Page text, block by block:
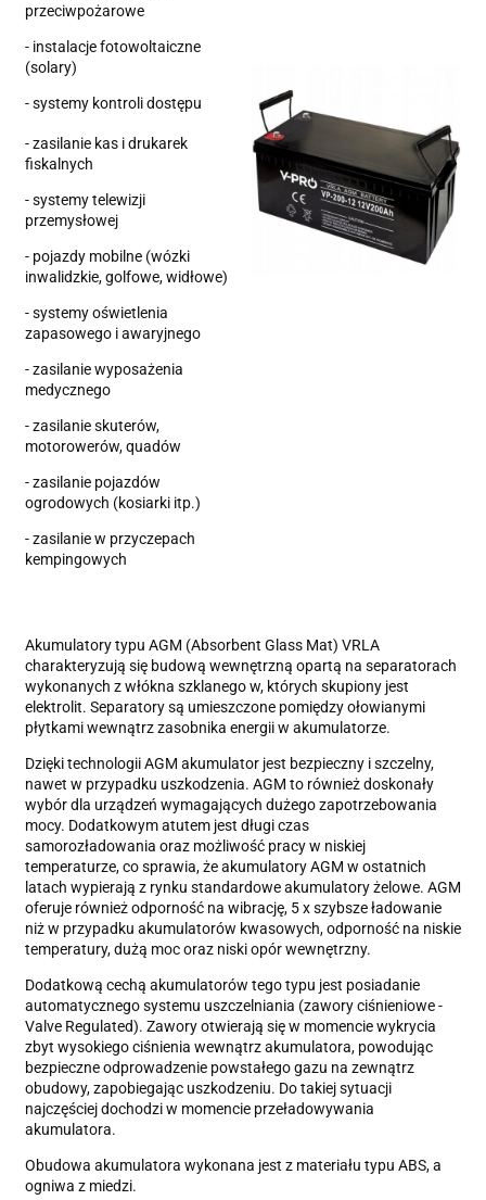
przeciwpożarowe
- instalacje fotowoltaiczne
(solary)
- systemy kontroli dostępu
- zasilanie kas i drukarek
fiskalnych
- systemy telewizji
przemysłowej
- pojazdy mobilne (wózki
inwalidzkie, golfowe, widłowe)
- systemy oświetlenia
zapasowego i awaryjnego
- zasilanie wyposażenia
medycznego
- zasilanie skuterów,
motorowerów, quadów
- zasilanie pojazdów
ogrodowych (kosiarki itp.)
- zasilanie w przyczepach
kempingowych
Akumulatory typu AGM (Absorbent Glass Mat) VRLA
charakteryzują się budową wewnętrzną opartą na separatorach
wykonanych z włókna szklanego w, których skupiony jest
elektrolit. Separatory są umieszczone pomiędzy ołowianymi
płytkami wewnątrz zasobnika energii w akumulatorze.
Dzięki technologii AGM akumulator jest bezpieczny i szczelny,
nawet w przypadku uszkodzenia. AGM to również doskonały
wybór dla urządzeń wymagających dużego zapotrzebowania
mocy. Dodatkowym atutem jest długi czas
samorozładowania oraz możliwość pracy w niskiej
temperaturze, co sprawia, że akumulatory AGM w ostatnich
latach wypierają z rynku standardowe akumulatory żelowe. AGM
oferuje również odporność na wibrację, 5 x szybsze ładowanie
niż w przypadku akumulatorów kwasowych, odporność na niskie
temperatury, dużą moc oraz niski opór wewnętrzny.
Dodatkową cechą akumulatorów tego typu jest posiadanie
automatycznego systemu uszczelniania (zawory ciśnieniowe -
Valve Regulated). Zawory otwierają się w momencie wykrycia
zbyt wysokiego ciśnienia wewnątrz akumulatora, powodując
bezpieczne odprowadzenie powstałego gazu na zewnątrz
obudowy, zapobiegając uszkodzeniu. Do takiej sytuacji
najczęściej dochodzi w momencie przeładowywania
akumulatora.
Obudowa akumulatora wykonana jest z materiału typu ABS, a
ogniwa z miedzi.